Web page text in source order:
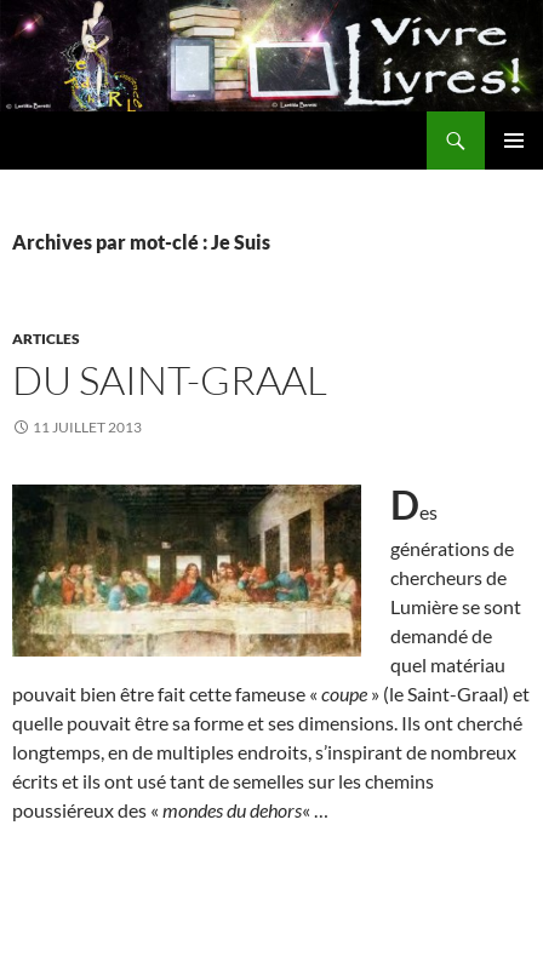
Aller
au
contenu
Archives par mot-clé : Je Suis
ARTICLES
DU SAINT-GRAAL
11 JUILLET 2013
Des
générations de
chercheurs de
Lumière se sont
demandé de
quel matériau
pouvait bien être fait cette fameuse « coupe » (le Saint-Graal) et
quelle pouvait être sa forme et ses dimensions. Ils ont cherché
longtemps, en de multiples endroits, s’inspirant de nombreux
écrits et ils ont usé tant de semelles sur les chemins
poussiéreux des « mondes du dehors« …